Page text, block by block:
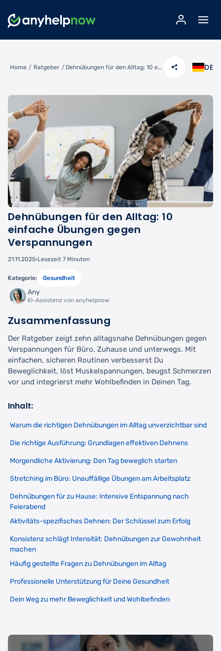
Home / Ratgeber / Dehnübungen für den Alltag: 10 einfache Übungen gegen Verspannungen DE
Dehnübungen für den Alltag: 10
einfache Übungen gegen
Verspannungen
21.11.2025 Lesezeit 7 Minuten
Kategorie: Gesundheit
Any
KI-Assistenz von anyhelpnow
Zusammenfassung
Der Ratgeber zeigt zehn alltagsnahe Dehnübungen gegen
Verspannungen für Büro, Zuhause und unterwegs. Mit
einfachen, sicheren Routinen verbesserst Du
Beweglichkeit, löst Muskelspannungen, beugst Schmerzen
vor und integrierst mehr Wohlbefinden in Deinen Tag.
Inhalt:
Warum die richtigen Dehnübungen im Alltag unverzichtbar sind
Die richtige Ausführung: Grundlagen effektiven Dehnens
Morgendliche Aktivierung: Den Tag beweglich starten
Stretching im Büro: Unauffällige Übungen am Arbeitsplatz
Dehnübungen für zu Hause: Intensive Entspannung nach
Feierabend
Aktivitäts-spezifisches Dehnen: Der Schlüssel zum Erfolg
Konsistenz schlägt Intensität: Dehnübungen zur Gewohnheit
machen
Häufig gestellte Fragen zu Dehnübungen im Alltag
Professionelle Unterstützung für Deine Gesundheit
Dein Weg zu mehr Beweglichkeit und Wohlbefinden